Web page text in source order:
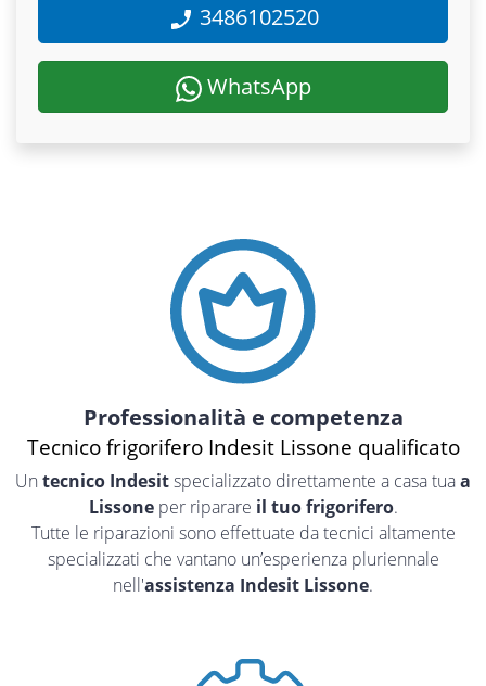
3486102520
WhatsApp
Professionalità e competenza
Tecnico frigorifero Indesit Lissone qualificato
Un tecnico Indesitspecializzato direttamente a casa tuaa
Lissoneper riparare il tuo frigorifero.
Tutte le riparazioni sono effettuate da tecnici altamente
specializzati che vantano un’esperienza pluriennale
nell'assistenza Indesit Lissone.